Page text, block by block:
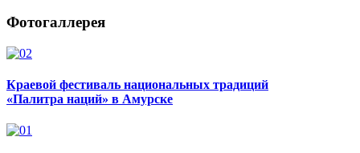
Фотогаллерея
Краевой фестиваль национальных традиций
«Палитра наций» в Амурске